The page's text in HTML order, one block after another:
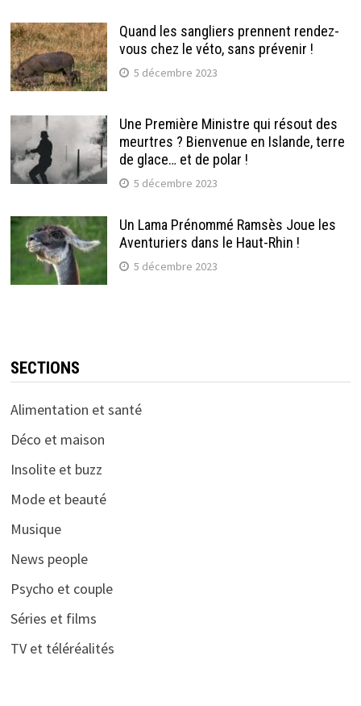
Quand les sangliers prennent rendez-
vous chez le véto, sans prévenir !
5 décembre 2023
Une Première Ministre qui résout des
meurtres ? Bienvenue en Islande, terre
de glace… et de polar !
5 décembre 2023
Un Lama Prénommé Ramsès Joue les
Aventuriers dans le Haut-Rhin !
5 décembre 2023
SECTIONS
Alimentation et santé
Déco et maison
Insolite et buzz
Mode et beauté
Musique
News people
Psycho et couple
Séries et films
TV et téléréalités